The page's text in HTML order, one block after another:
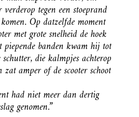
verderop tegen een stoeprand
Op datzelfde moment
met grote snelheid de hoek
banden kwam hij tot
die kalmpjes achterop
amper of de scooter schoot
had niet meer dan dertig
genomen.”